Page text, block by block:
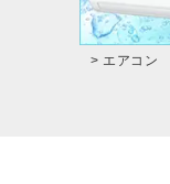
> エアコン